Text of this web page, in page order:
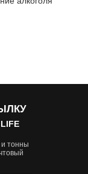
тонны